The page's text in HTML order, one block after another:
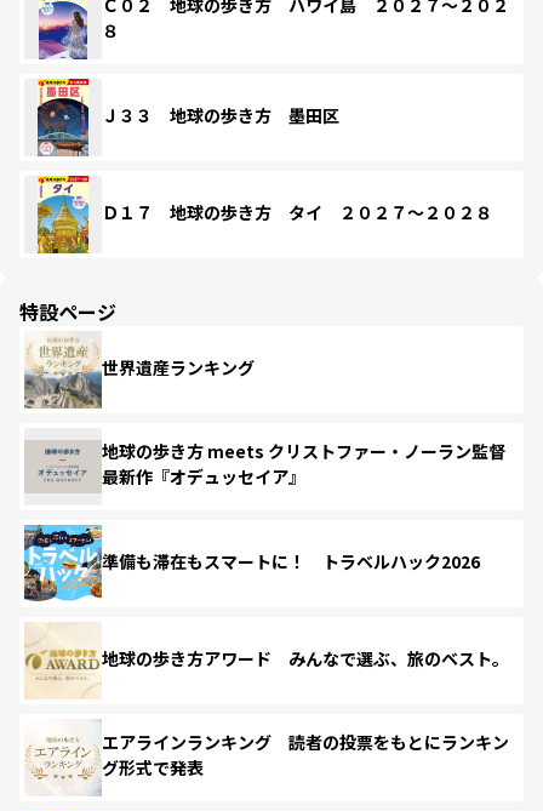
Ｃ０２ 地球の歩き方 ハワイ島 ２０２７～２０２
８
Ｊ３３ 地球の歩き方 墨田区
Ｄ１７ 地球の歩き方 タイ ２０２７～２０２８
特設ページ
世界遺産ランキング
地球の歩き方 meets クリストファー・ノーラン監督
最新作『オデュッセイア』
準備も滞在もスマートに！ トラベルハック2026
地球の歩き方アワード みんなで選ぶ、旅のベスト。
エアラインランキング 読者の投票をもとにランキン
グ形式で発表